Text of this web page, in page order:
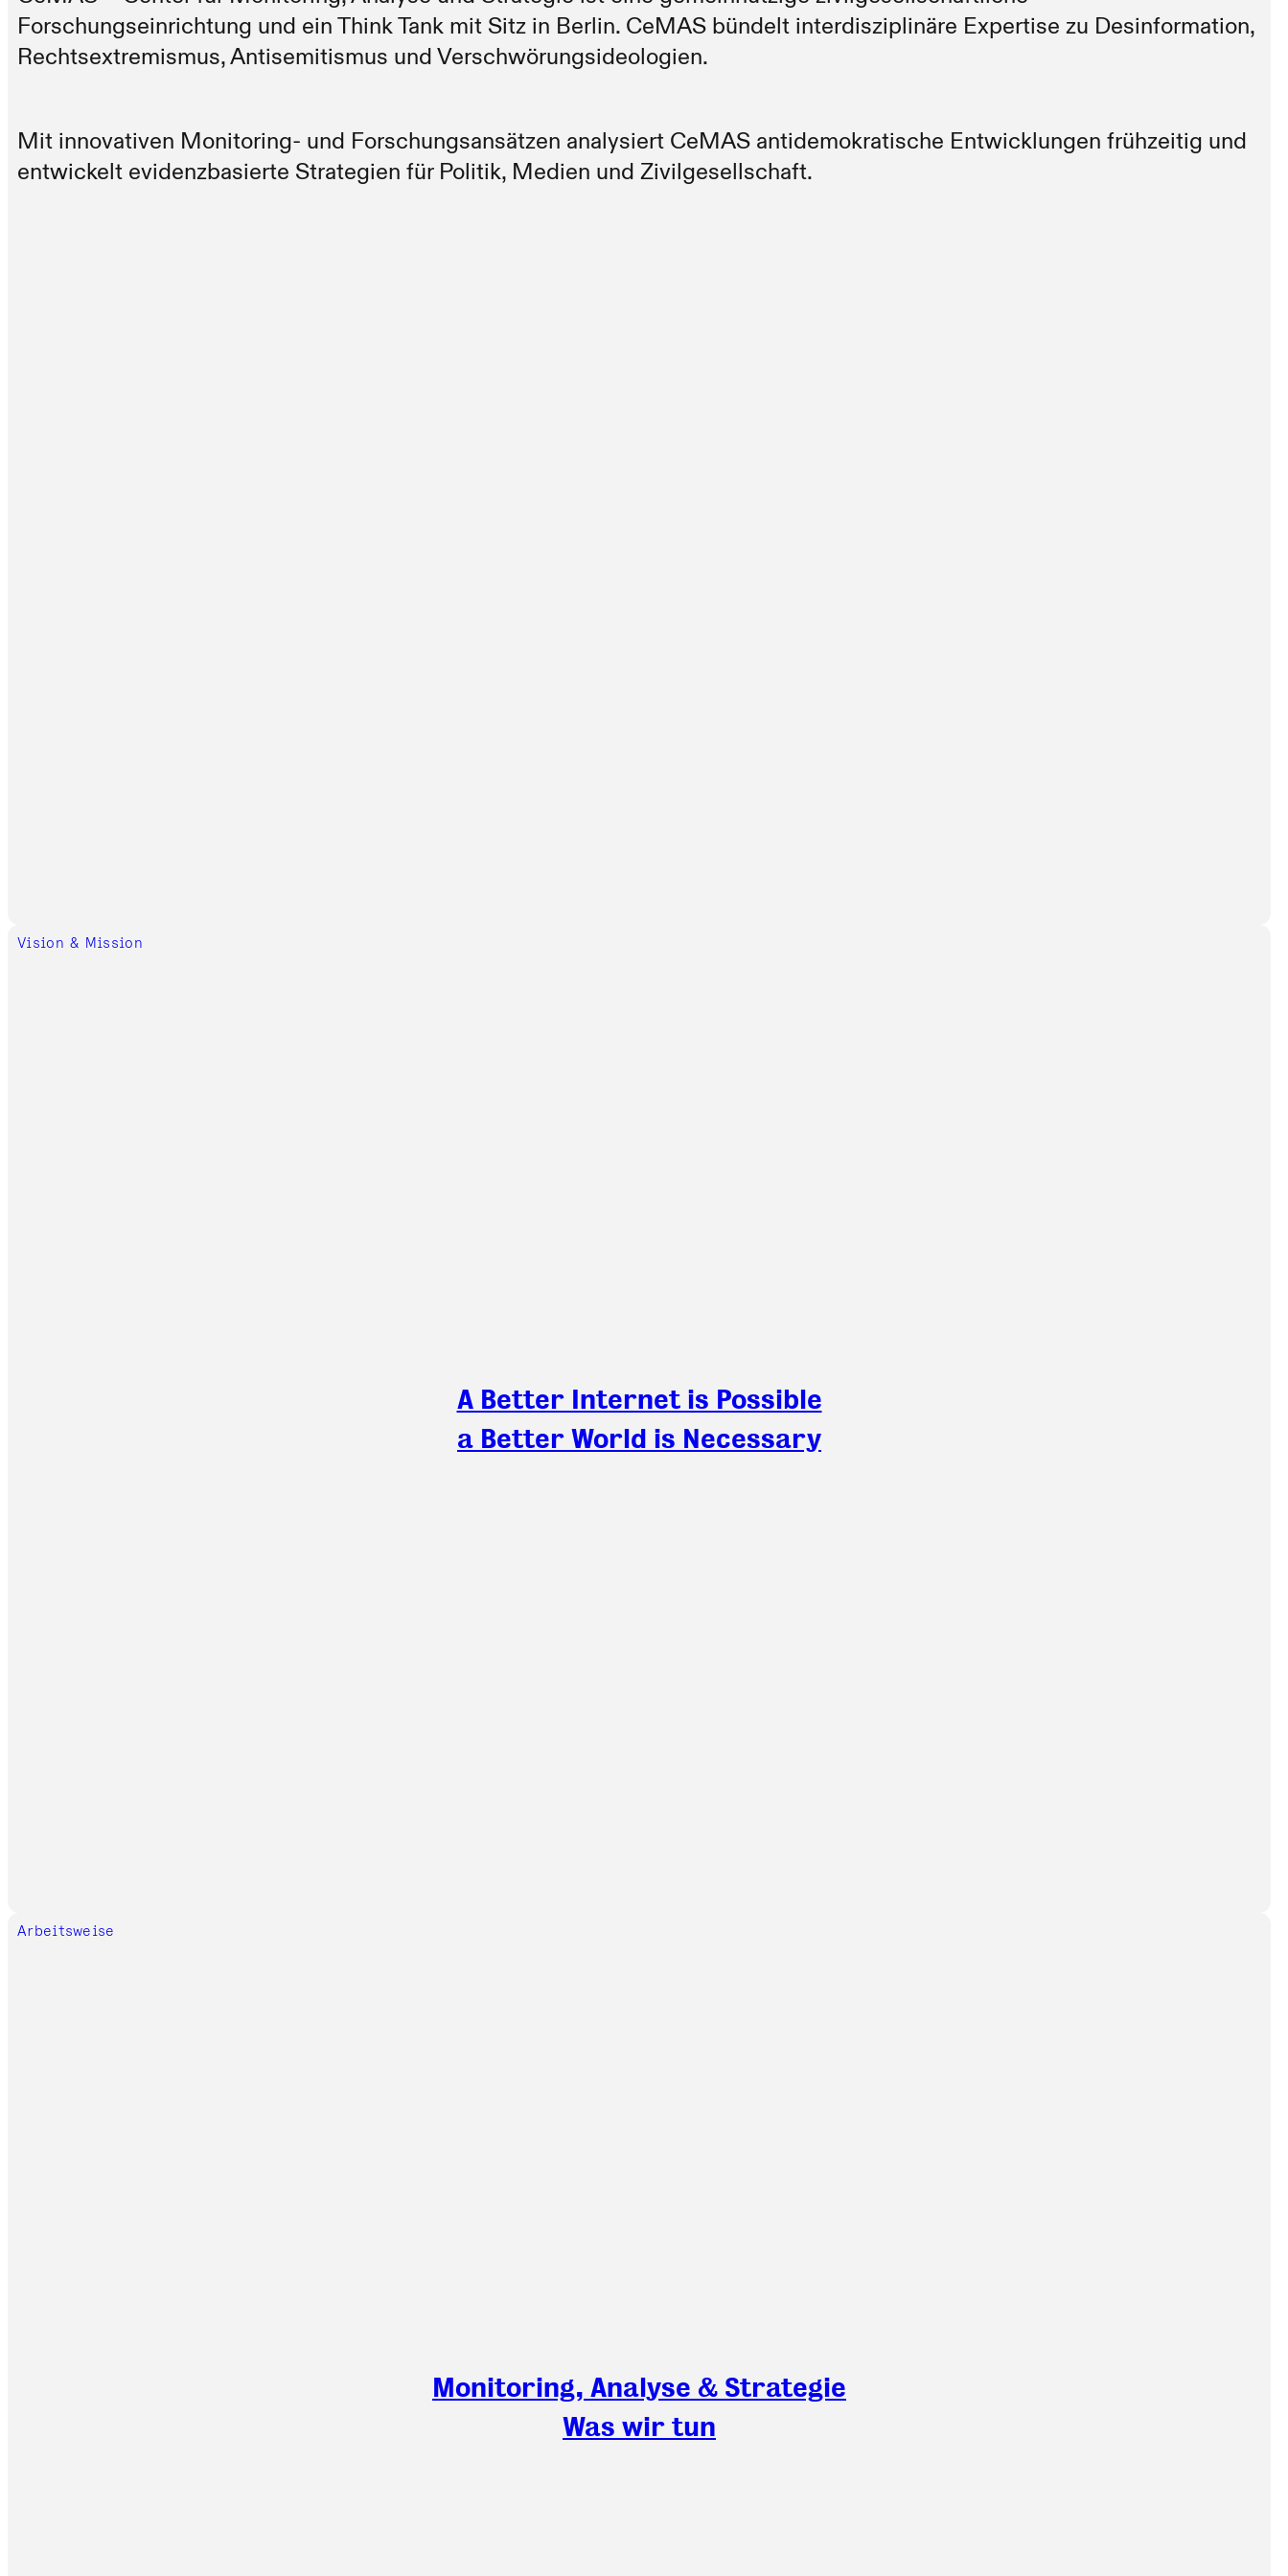
Forschungseinrichtung und ein Think Tank mit Sitz in Berlin. CeMAS bündelt interdisziplinäre Expertise zu Desinformation,
Rechtsextremismus, Antisemitismus und Verschwörungsideologien.
Mit innovativen Monitoring- und Forschungsansätzen analysiert CeMAS antidemokratische Entwicklungen frühzeitig und
entwickelt evidenzbasierte Strategien für Politik, Medien und Zivilgesellschaft.
Vision & Mission
A Better Internet is Possible
a Better World is Necessary
Arbeitsweise
Monitoring, Analyse & Strategie
Was wir tun